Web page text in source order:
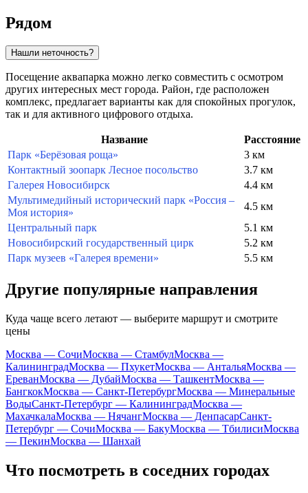
Рядом
Нашли неточность?
Посещение аквапарка можно легко совместить с осмотром
других интересных мест города. Район, где расположен
комплекс, предлагает варианты как для спокойных прогулок,
так и для активного цифрового отдыха.
Название
Расстояние
Парк «Берёзовая роща»
3 км
Контактный зоопарк Лесное посольство
3.7 км
Галерея Новосибирск
4.4 км
Мультимедийный исторический парк «Россия –
Моя история»
4.5 км
Центральный парк
5.1 км
Новосибирский государственный цирк
5.2 км
Парк музеев «Галерея времени»
5.5 км
Другие популярные направления
Куда чаще всего летают — выберите маршрут и смотрите
цены
Москва — СочиМосква — СтамбулМосква —
КалининградМосква — ПхукетМосква — АнтальяМосква —
ЕреванМосква — ДубайМосква — ТашкентМосква —
БангкокМосква — Санкт-ПетербургМосква — Минеральные
ВодыСанкт-Петербург — КалининградМосква —
МахачкалаМосква — НячангМосква — ДенпасарСанкт-
Петербург — СочиМосква — БакуМосква — ТбилисиМосква
— ПекинМосква — Шанхай
Что посмотреть в соседних городах